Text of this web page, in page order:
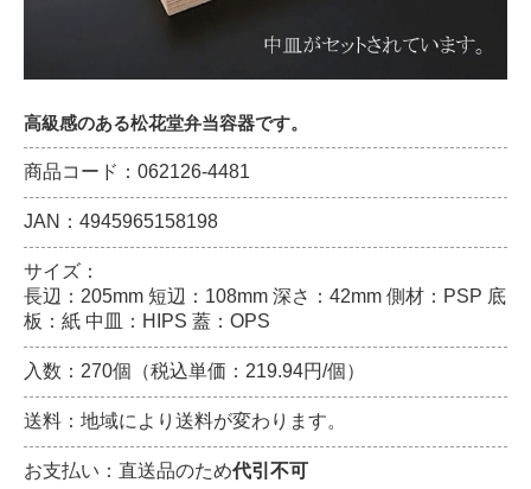
高級感のある松花堂弁当容器です。
商品コード：062126-4481
JAN：4945965158198
サイズ：
長辺：205mm 短辺：108mm 深さ：42mm 側材：PSP 底
板：紙 中皿：HIPS 蓋：OPS
入数：270個（税込単価：219.94円/個）
送料：地域により送料が変わります。
お支払い：直送品のため代引不可